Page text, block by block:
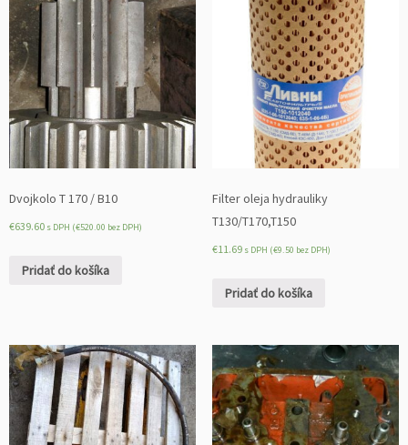
Dvojkolo T 170 / B10
€639.60 s DPH (€520.00 bez DPH)
Pridať do košíka
Filter oleja hydrauliky
T130/T170,T150
€11.69 s DPH (€9.50 bez DPH)
Pridať do košíka